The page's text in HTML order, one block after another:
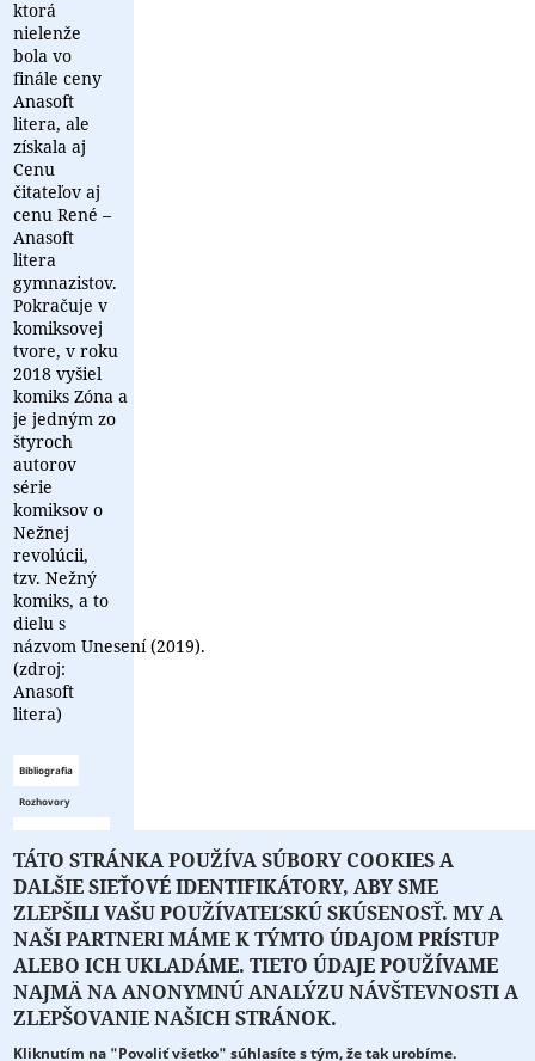
ktorá
nielenže
bola vo
finále ceny
Anasoft
litera, ale
získala aj
Cenu
čitateľov aj
cenu René –
Anasoft
litera
gymnazistov.
Pokračuje v
komiksovej
tvore, v roku
2018 vyšiel
komiks Zóna a
je jedným zo
štyroch
autorov
série
komiksov o
Nežnej
revolúcii,
tzv. Nežný
komiks, a to
dielu s
názvom Unesení (2019).
(zdroj:
Anasoft
litera)
Bibliografia
Rozhovory
Zoznam
bibliografie
je prázdny
O PORTÁLI O DRUŽSTVE SPONZORI KONTAKT
TÁTO STRÁNKA POUŽÍVA SÚBORY COOKIES A
DALŠIE SIEŤOVÉ IDENTIFIKÁTORY, ABY SME
ZLEPŠILI VAŠU POUŽÍVATEĽSKÚ SKÚSENOSŤ. MY A
NAŠI PARTNERI MÁME K TÝMTO ÚDAJOM PRÍSTUP
ALEBO ICH UKLADÁME. TIETO ÚDAJE POUŽÍVAME
NAJMÄ NA ANONYMNÚ ANALÝZU NÁVŠTEVNOSTI A
ZLEPŠOVANIE NAŠICH STRÁNOK.
Kliknutím na "Povoliť všetko" súhlasíte s tým, že tak urobíme.